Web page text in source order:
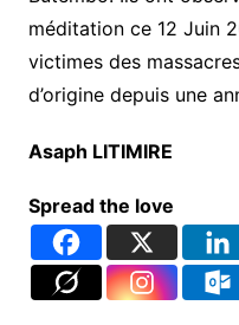
méditation ce 12 Juin
victimes des
d’origine depuis une
Asaph LITIMIRE
Spread the love